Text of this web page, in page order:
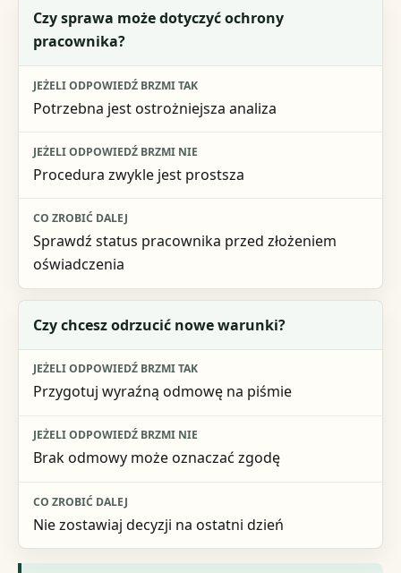
Czy sprawa może dotyczyć ochrony
pracownika?
Potrzebna jest ostrożniejsza analiza
Procedura zwykle jest prostsza
Sprawdź status pracownika przed złożeniem
oświadczenia
Czy chcesz odrzucić nowe warunki?
Przygotuj wyraźną odmowę na piśmie
Brak odmowy może oznaczać zgodę
Nie zostawiaj decyzji na ostatni dzień